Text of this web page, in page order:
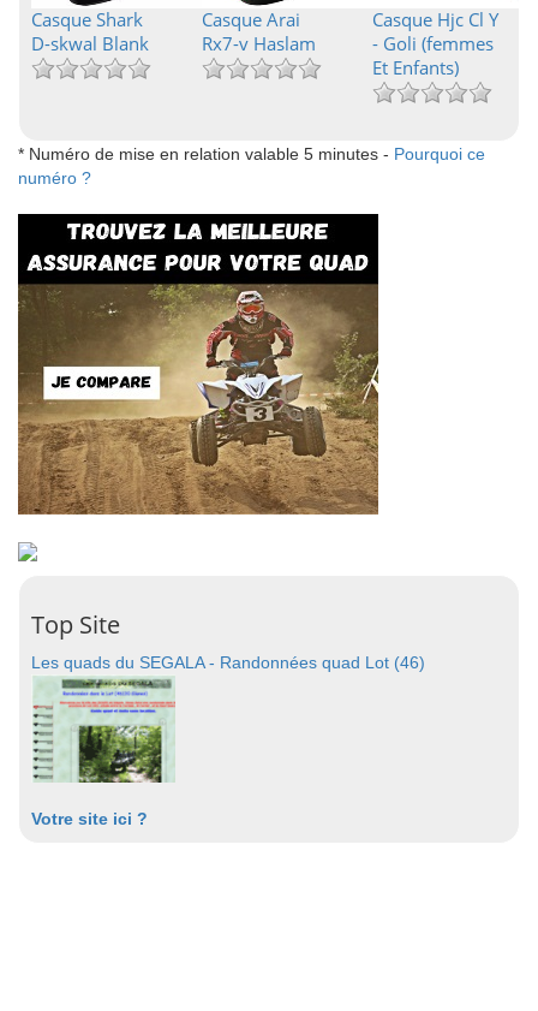
Casque Shark
D-skwal Blank
Casque Arai
Rx7-v Haslam
Casque Hjc Cl Y
- Goli (femmes
Et Enfants)
* Numéro de mise en relation valable 5 minutes - Pourquoi ce
numéro ?
Top Site
Les quads du SEGALA - Randonnées quad Lot (46)
Votre site ici ?